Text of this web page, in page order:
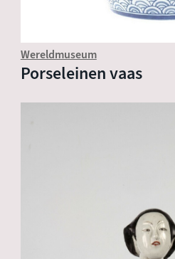
Wereldmuseum
Porseleinen vaas